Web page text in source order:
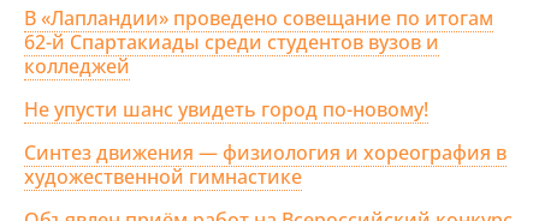
В «Лапландии» проведено совещание по итогам
62-й Спартакиады среди студентов вузов и
колледжей
Не упусти шанс увидеть город по-новому!
Синтез движения — физиология и хореография в
художественной гимнастике